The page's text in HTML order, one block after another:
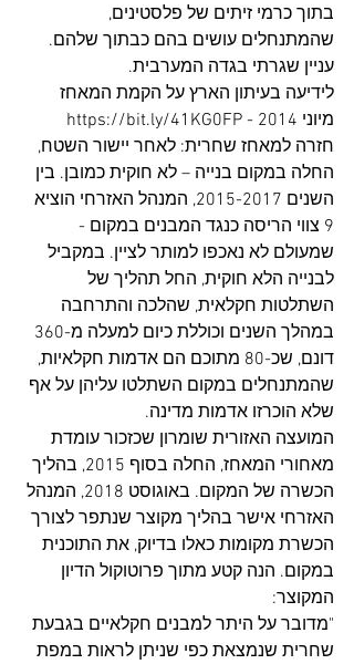
בתוך כרמי זיתים של פלסטינים,
שהמתנחלים עושים בהם כבתוך שלהם.
עניין שגרתי בגדה המערבית.
לידיעה בעיתון הארץ על הקמת המאחז
מיוני 2014 - https://bit.ly/41KG0FP
חזרה למאחז שחרית: לאחר יישור השטח,
החלה במקום בנייה – לא חוקית כמובן. בין
השנים 2015-2017, המנהל האזרחי הוציא
9 צווי הריסה כנגד המבנים במקום -
שמעולם לא נאכפו למותר לציין. במקביל
לבנייה הלא חוקית, החל תהליך של
השתלטות חקלאית, שהלכה והתרחבה
דונם, שכ-80 מתוכם הם אדמות חקלאיות,
שהמתנחלים במקום השתלטו עליהן על אף
שלא הוכרזו אדמות מדינה.
המועצה האזורית שומרון שכזכור עומדת
מאחורי המאחז, החלה בסוף 2015, בהליך
הכשרה של המקום. באוגוסט 2018, המנהל
האזרחי אישר בהליך מקוצר שנתפר לצורך
הכשרת מקומות כאלו בדיוק, את התוכנית
במקום. הנה קטע מתוך פרוטוקול הדיון
המקוצר:
"מדובר על היתר למבנים חקלאיים בגבעת
שחרית שנמצאת כפי שניתן לראות במפת